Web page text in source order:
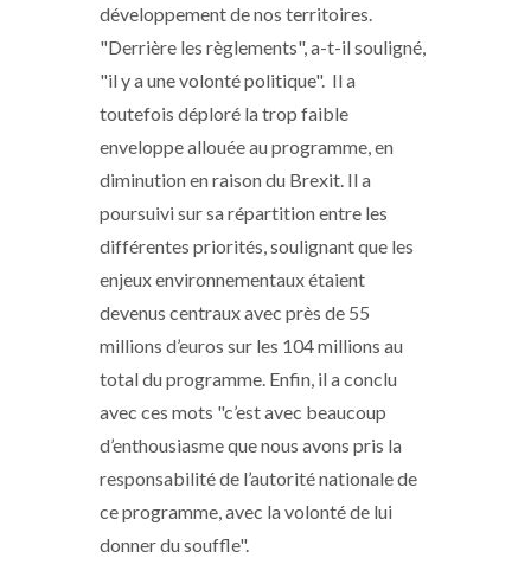
développement de nos territoires.
"Derrière les règlements", a-t-il souligné,
"il y a une volonté politique". Il a
toutefois déploré la trop faible
enveloppe allouée au programme, en
diminution en raison du Brexit. Il a
poursuivi sur sa répartition entre les
différentes priorités, soulignant que les
enjeux environnementaux étaient
devenus centraux avec près de 55
millions d’euros sur les 104 millions au
total du programme. Enfin, il a conclu
avec ces mots "c’est avec beaucoup
d’enthousiasme que nous avons pris la
responsabilité de l’autorité nationale de
ce programme, avec la volonté de lui
donner du souffle".